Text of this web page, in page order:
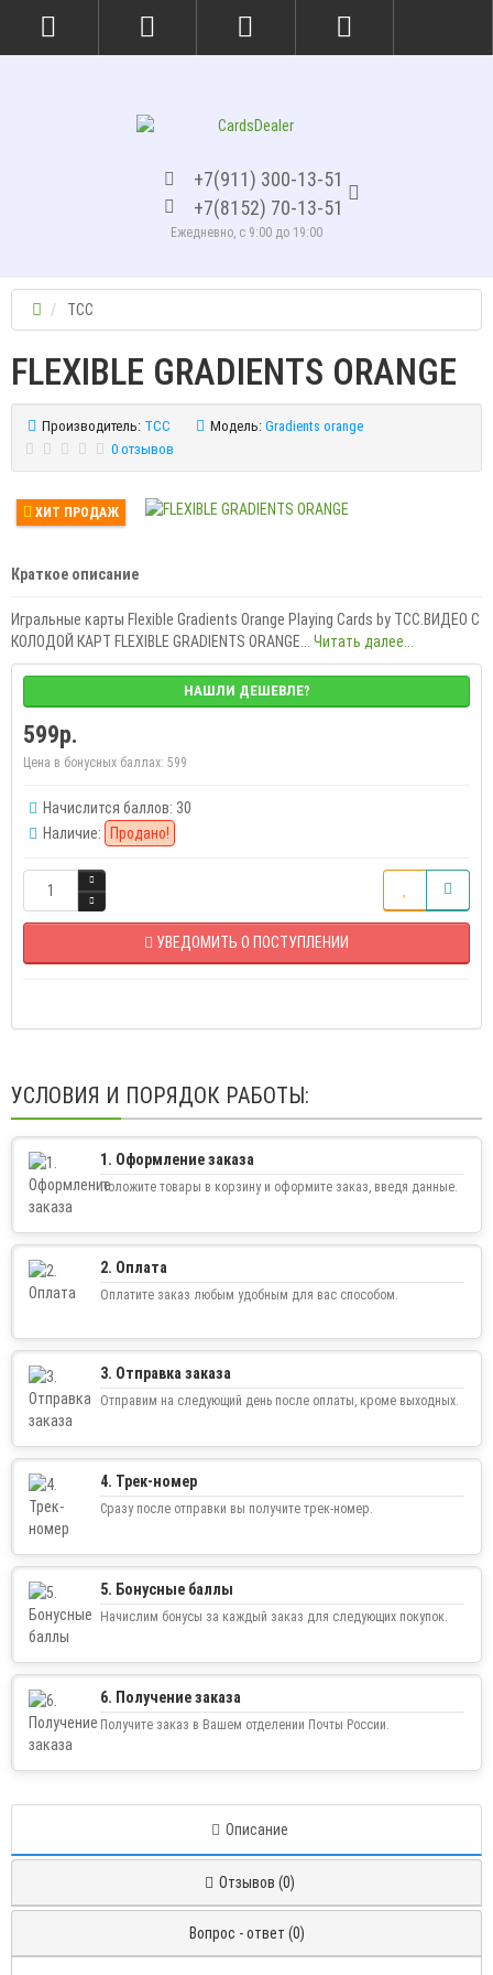
+7(911) 300-13-51
+7(8152) 70-13-51
Ежедневно, с 9:00 до 19:00
TCC
FLEXIBLE GRADIENTS ORANGE
Производитель: TCC Модель: Gradients orange
0 отзывов
ХИТ ПРОДАЖ
Краткое описание
Игральные карты Flexible Gradients Orange Playing Cards by TCC.ВИДЕО С
КОЛОДОЙ КАРТ FLEXIBLE GRADIENTS ORANGE... Читать далее...
НАШЛИ ДЕШЕВЛЕ?
599р.
Цена в бонусных баллах: 599
Начислится баллов: 30
Наличие: Продано!
УВЕДОМИТЬ О ПОСТУПЛЕНИИ
УСЛОВИЯ И ПОРЯДОК РАБОТЫ:
1. Оформление заказа
Положите товары в корзину и оформите заказ, введя данные.
2. Оплата
Оплатите заказ любым удобным для вас способом.
3. Отправка заказа
Отправим на следующий день после оплаты, кроме выходных.
4. Трек-номер
Сразу после отправки вы получите трек-номер.
5. Бонусные баллы
Начислим бонусы за каждый заказ для следующих покупок.
6. Получение заказа
Получите заказ в Вашем отделении Почты России.
Описание
Отзывов (0)
Вопрос - ответ (0)